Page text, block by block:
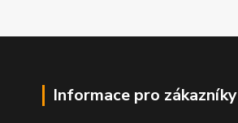
Informace pro zákazníky